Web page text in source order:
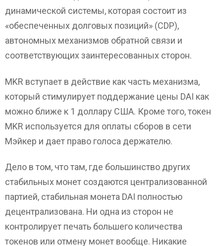
динамической системы, которая состоит из
«обеспеченных долговых позиций» (CDP),
автономных механизмов обратной связи и
соответствующих заинтересованных сторон.
MKR вступает в действие как часть механизма,
который стимулирует поддержание цены DAI как
можно ближе к 1 доллару США. Кроме того, токен
MKR используется для оплаты сборов в сети
Mэйкер и дает право голоса держателю.
Дело в том, что там, где большинство других
стабильных монет создаются централизованной
партией, стабильная монета DAI полностью
децентрализована. Ни одна из сторон не
контролирует печать большего количества
токенов или отмену монет вообще. Никакие